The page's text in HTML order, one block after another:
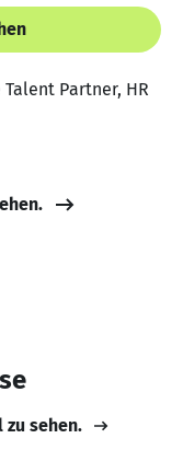
Partner, HR
zu sehen.